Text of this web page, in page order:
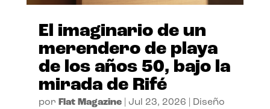
El imaginario de un
merendero de playa
de los años 50, bajo la
mirada de Rifé
por Flat Magazine| Jul 23, 2026 Diseño